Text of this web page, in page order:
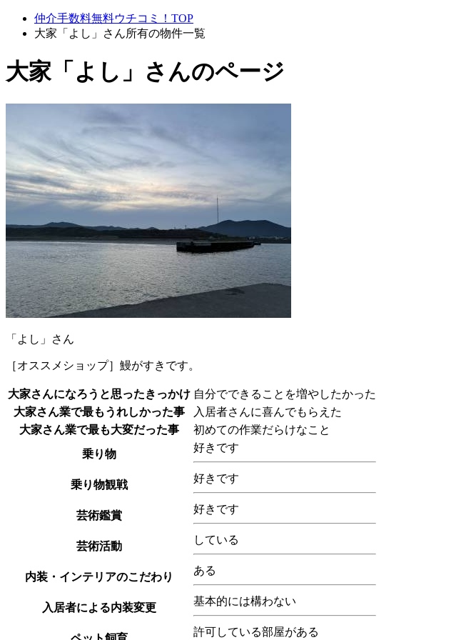
仲介手数料無料ウチコミ！TOP
大家「よし」さん所有の物件一覧
大家「よし」さんのページ
「よし」さん
［オススメショップ］鰻がすきです。
大家さんになろうと思ったきっかけ 自分でできることを増やしたかった
大家さん業で最もうれしかった事
入居者さんに喜んでもらえた
大家さん業で最も大変だった事
初めての作業だらけなこと
乗り物
好きです
乗り物観戦
好きです
芸術鑑賞
好きです
芸術活動
している
内装・インテリアのこだわり
ある
入居者による内装変更
基本的には構わない
許可している部屋がある